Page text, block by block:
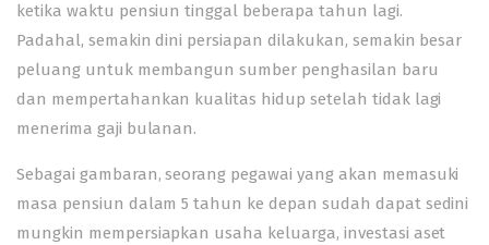
ketika waktu pensiun tinggal beberapa tahun lagi.
Padahal, semakin dini persiapan dilakukan, semakin besar
peluang untuk membangun sumber penghasilan baru
dan mempertahankan kualitas hidup setelah tidak lagi
menerima gaji bulanan.
Sebagai gambaran, seorang pegawai yang akan memasuki
masa pensiun dalam 5 tahun ke depan sudah dapat sedini
mungkin mempersiapkan usaha keluarga, investasi aset